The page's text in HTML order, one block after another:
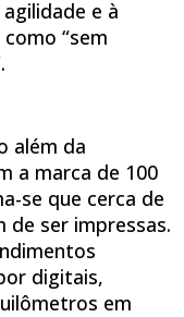
e à
“sem
além da
a marca de 100
se que cerca de
de ser impressas.
digitais,
em